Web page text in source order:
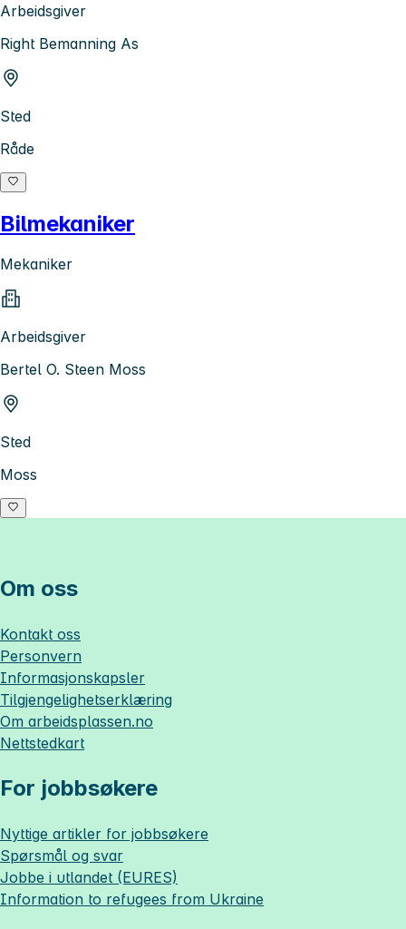
Arbeidsgiver
Right Bemanning As
Sted
Råde
Bilmekaniker
Mekaniker
Arbeidsgiver
Bertel O. Steen Moss
Sted
Moss
Om oss
Kontakt oss
Personvern
Informasjonskapsler
Tilgjengelighetserklæring
Om arbeidsplassen.no
Nettstedkart
For jobbsøkere
Nyttige artikler for jobbsøkere
Spørsmål og svar
Jobbe i utlandet (EURES)
Information to refugees from Ukraine